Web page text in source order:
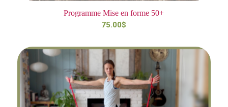
Programme Mise en forme 50+
75.00$